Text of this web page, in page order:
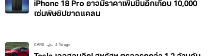
iPhone 18 Pro อาจมีราคาเพิ่มขึ้นอีกเกือบ 10,000
เซ่นพิษชิปขาดแคลน
CARS 4 วัน ago